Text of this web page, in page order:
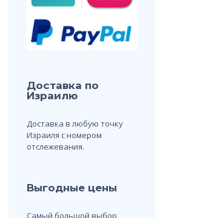
Доставка по
Израилю
Доставка в любую точку
Израиля с номером
отслежевания.
Выгодные цены
Самый большой выбор